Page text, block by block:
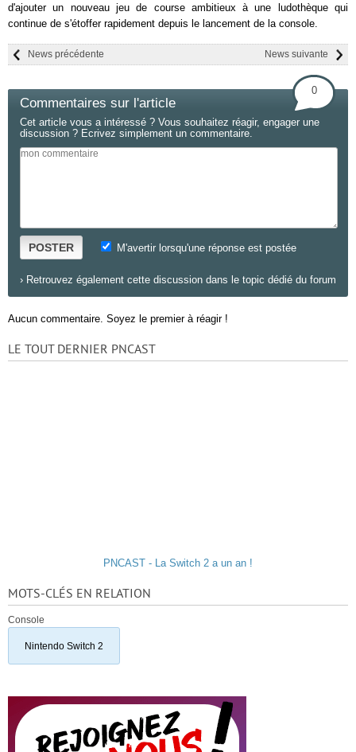
d'ajouter un nouveau jeu de course ambitieux à une ludothèque qui
continue de s'étoffer rapidement depuis le lancement de la console.
News suivante
News précédente
Commentaires sur l'article
0
Cet article vous a intéressé ? Vous souhaitez réagir, engager une
discussion ? Ecrivez simplement un commentaire.
POSTER M'avertir lorsqu'une réponse est postée
› Retrouvez également cette discussion dans le topic dédié du forum
Aucun commentaire. Soyez le premier à réagir !
LE TOUT DERNIER PNCAST
PNCAST - La Switch 2 a un an !
MOTS-CLÉS EN RELATION
Console
Nintendo Switch 2